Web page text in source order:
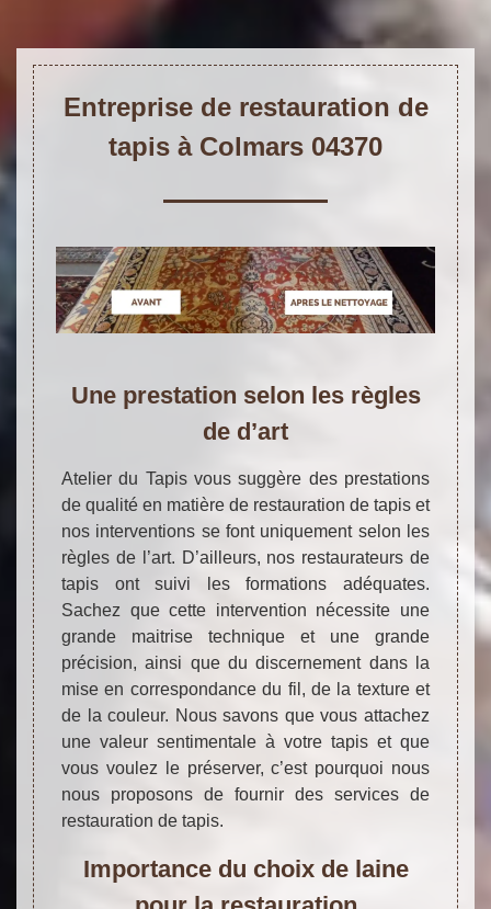
Entreprise de restauration de
tapis à Colmars 04370
Une prestation selon les règles
de d’art
Atelier du Tapis vous suggère des prestations
de qualité en matière de restauration de tapis et
nos interventions se font uniquement selon les
règles de l’art. D’ailleurs, nos restaurateurs de
tapis ont suivi les formations adéquates.
Sachez que cette intervention nécessite une
grande maitrise technique et une grande
précision, ainsi que du discernement dans la
mise en correspondance du fil, de la texture et
de la couleur. Nous savons que vous attachez
une valeur sentimentale à votre tapis et que
vous voulez le préserver, c’est pourquoi nous
nous proposons de fournir des services de
restauration de tapis.
Importance du choix de laine